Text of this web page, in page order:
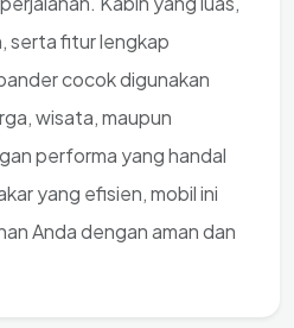
serta fitur lengkap
cocok digunakan
wisata, maupun
performa yang handal
yang efisien, mobil ini
Anda dengan aman dan